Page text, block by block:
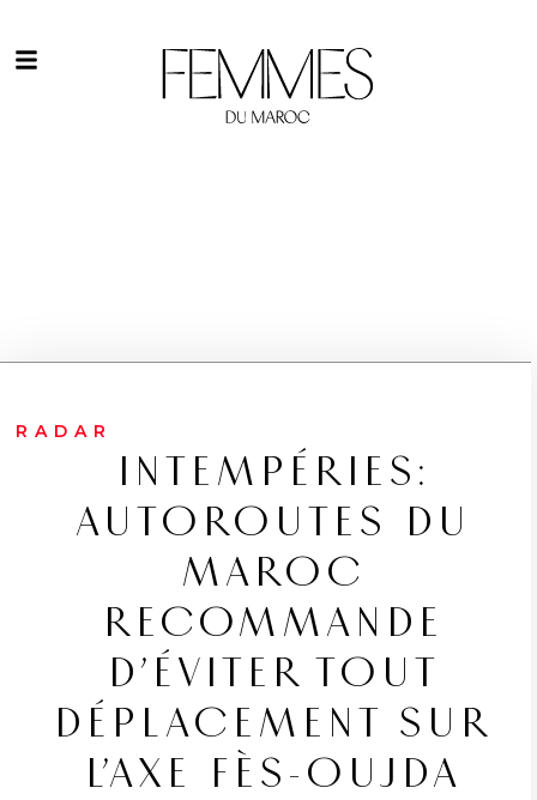
RADAR
INTEMPÉRIES:
AUTOROUTES DU
MAROC
RECOMMANDE
D’ÉVITER TOUT
DÉPLACEMENT SUR
L’AXE FÈS-OUJDA